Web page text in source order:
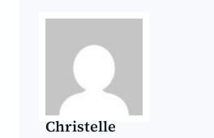
Christelle